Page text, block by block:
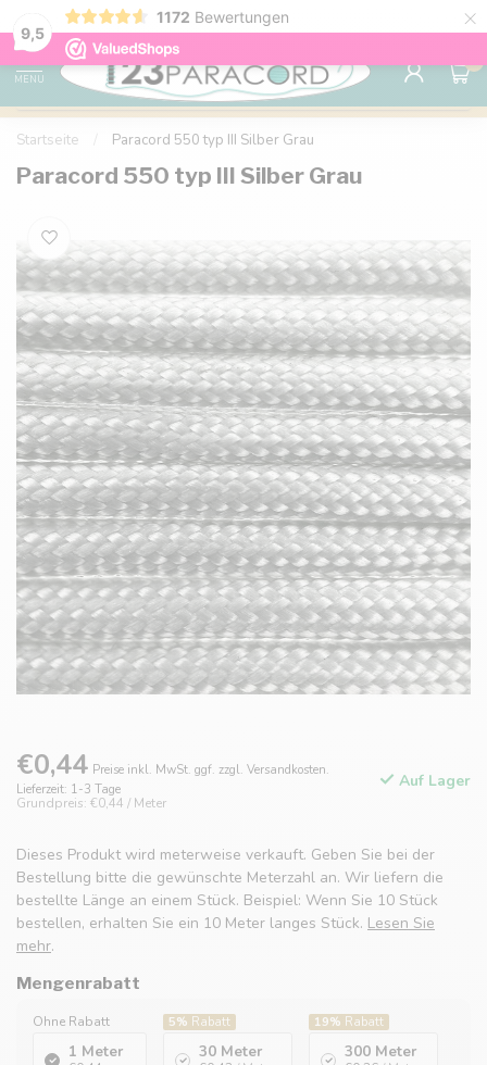
9,5
1172 Bewertungen ×
Kostenlose Lieferung nach Hause ab 150 €
MENU
0
Startseite Paracord 550 typ III Silber Grau
Paracord 550 typ III Silber Grau
€0,44 Preise inkl. MwSt. ggf. zzgl. Versandkosten.
Lieferzeit: 1-3 Tage
Grundpreis: €0,44 / Meter
Auf Lager
Dieses Produkt wird meterweise verkauft. Geben Sie bei der
Bestellung bitte die gewünschte Meterzahl an. Wir liefern die
bestellte Länge an einem Stück. Beispiel: Wenn Sie 10 Stück
bestellen, erhalten Sie ein 10 Meter langes Stück. Lesen Sie
mehr.
Mengenrabatt
Ohne Rabatt
1 Meter
5% Rabatt
30 Meter
19% Rabatt
300 Meter